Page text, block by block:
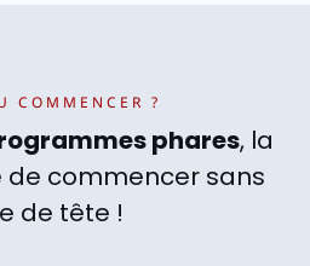
COMMENCER ?
phares, la
commencer sans
de tête !